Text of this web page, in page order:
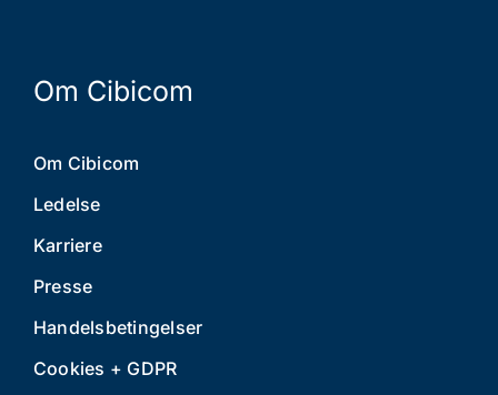
Om Cibicom
Om Cibicom
Ledelse
Karriere
Presse
Handelsbetingelser
Cookies + GDPR